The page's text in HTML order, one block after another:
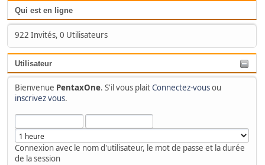
Qui est en ligne
922 Invités, 0 Utilisateurs
Utilisateur
Bienvenue PentaxOne. S'il vous plaitConnectez-vousou
inscrivez vous.
Connexion avec le nom d'utilisateur, le mot de passe et la durée
de la session